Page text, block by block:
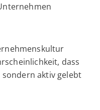
dass
aktiv gelebt